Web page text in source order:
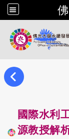
國際水利
源教授解